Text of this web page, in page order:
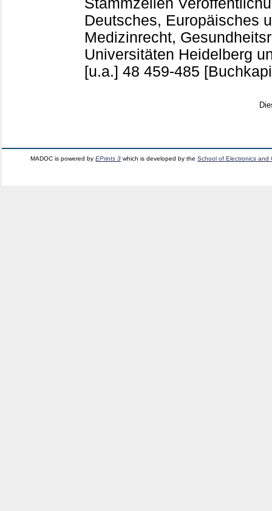
Deutsches, Europäisches
Medizinrecht,
Universitäten Heidelberg
[u.a.] 48 459-485
MADOC is powered byEPrints 3 which is developed by theSchool of Electronics and